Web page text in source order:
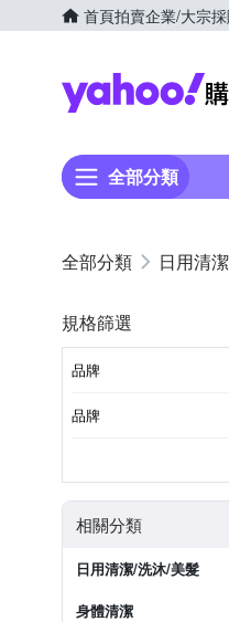
首頁拍賣企業/大宗
全部分類
日用清
規格篩選
品牌
品牌
相關分類
日用清潔/洗沐/美髮
身體清潔